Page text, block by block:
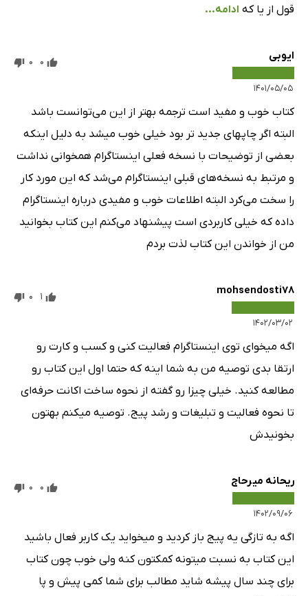
چگونه می‌توانم فیلم‌ها را به IGTV اضافه کنم؟
آپلود فیلم‌های افقی به IGTV
اقدامات عملی
هشتگ‌ها از کجا آمده‌اند؟
نحوه استفاده اینستاگرام از هشتگ
نکته استراتژی بازاریابی – هشتگ‌هایی که شما می‌توانید آن‌ها
را تحت کنترل در بیاورید
روش استفاده از هشتگ‌ها
ایجاد هشتگ خاص خودتان
تحقیق در مورد کلمات در حال رشد در بازار هدف
پیدا کردن مشتریان بالقوه با استفاده از هشتگ‌ها
بحث مهم جایگذاری
به اشتراک‌گذاری بپیوندید
داستان‌های هشداردهنده
هشتگ بایدها و نبایدها
بایدهای هشتگ
نبایدهای هشتگ
فصل 5: اقدام جانبی برای پیج‌های غیرانتفاعی، بازاریابان محلی
بازاریابی غیرانتفاعی در اینستاگرام
بازاریابی محلی با اینستاگرام
روش قدیمی در مقابل روش جدید
بازاریابی سرویس و خدمات در اینستاگرام
قول از یا که ادامه...
ایوبی
۱۴۰۱/۰۵/۰۵
0
0
کتاب خوب و مفید است ترجمه بهتر از این می‌توانست باشد
البته اگر چاپهای جدید تر بود خیلی خوب میشد به دلیل اینکه
بعضی از توضیحات با نسخه فعلی اینستاگرام همخوانی نداشت
و مرتبط به نسخه‌های قبلی اینستاگرام می‌شد که این مورد کار
را سخت می‌کرد البته اطلاعات خوب و مفیدی درباره اینستاگرام
داده که خیلی کاربردی است پیشنهاد می‌کنم این کتاب بخوانید
من از خواندن این کتاب لذت بردم
mohsendosti78
۱۴۰۲/۰۳/۰۲
1
0
اگه میخوای توی اینستاگرام فعالیت کنی و کسب و کارت رو
ارتقا بدی توصیه من به شما اینه که حتما اول این کتاب رو
مطالعه کنید. خیلی چیزا رو گفته از نحوه ساخت اکانت حرفه‌ای
تا نحوه فعالیت و تبلیغات و رشد پیج. توصیه میکنم بهتون
بخونیدش
ریحانه میرحاج
۱۴۰۲/۰۹/۰۶
0
0
اگه به تازگی یه پیج باز کردید و میخواید یک کاربر فعال باشید
این کتاب به نسبت میتونه کمکتون کنه ولی خوب چون کتاب
برای چند سال پیشه شاید مطالب برای شما کمی پیش و پا